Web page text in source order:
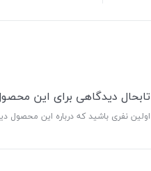
تابحال دیدگاهی برای این
اولین نفری باشید که درباره این محصول